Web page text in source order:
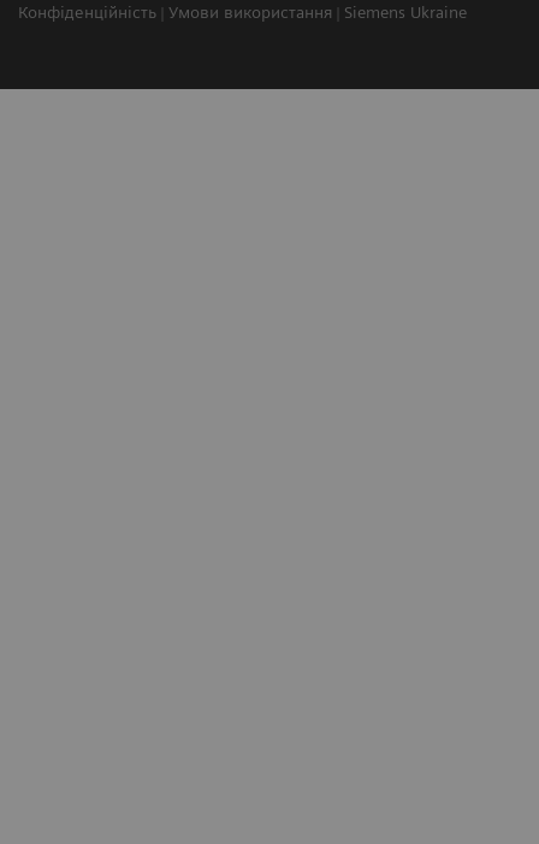
Конфіденційність
Умови використання Siemens Ukraine